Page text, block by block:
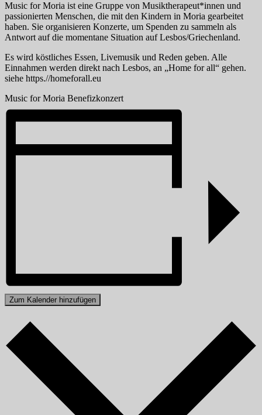
Music for Moria ist eine Gruppe von Musiktherapeut*innen und
passionierten Menschen, die mit den Kindern in Moria gearbeitet
haben. Sie organisieren Konzerte, um Spenden zu sammeln als
Antwort auf die momentane Situation auf Lesbos/Griechenland.
Es wird köstliches Essen, Livemusik und Reden geben. Alle
Einnahmen werden direkt nach Lesbos, an „Home for all“ gehen.
siehe https.//homeforall.eu
Music for Moria Benefizkonzert
Zum Kalender hinzufügen